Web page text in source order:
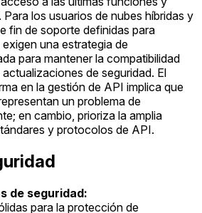
los usuarios de nubes híbridas y
fin de soporte definidas para
una estrategia de
para mantener la compatibilidad
de seguridad. El
en la gestión de API implica que
un problema de
en cambio, prioriza la amplia
y protocolos de API.
de seguridad:
para la protección de